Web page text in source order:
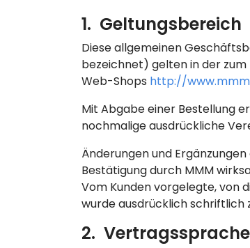
1. Geltungsbereich
Diese allgemeinen
bezeichnet) gelten in der
Web-Shops http://
Mit Abgabe einer Bestellung
nochmalige ausdrückliche
Änderungen und
Bestätigung durch MMM
Vom Kunden vorgelegte, von
wurde ausdrücklich schriftlich
2. Vertragssprache